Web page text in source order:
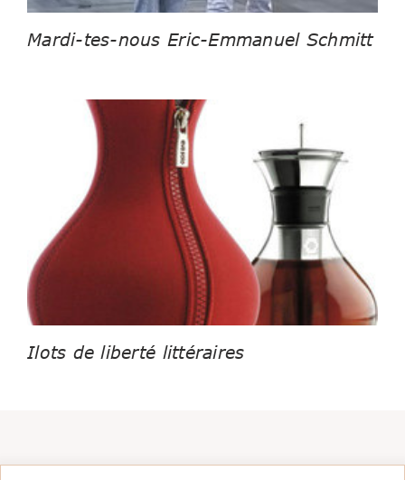
Mardi-tes-nous Eric-Emmanuel Schmitt
Ilots de liberté littéraires